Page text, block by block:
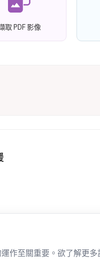
取 PDF 影像
作至關重要。欲了解更多